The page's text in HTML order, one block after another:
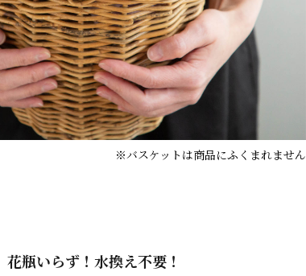
※バスケットは商品にふくまれません
花瓶いらず！水換え不要！